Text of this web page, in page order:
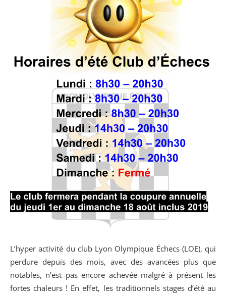
L’hyper activité du club Lyon Olympique Échecs (LOE), qui
perdure depuis des mois, avec des avancées plus que
notables, n’est pas encore achevée malgré à présent les
fortes chaleurs ! En effet, les traditionnels stages d’été au